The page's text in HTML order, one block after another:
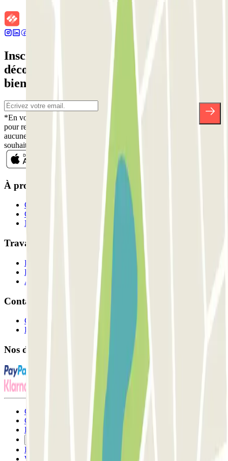
Inscrivez-vous à notre newsletter et
découvrez des réductions, des concours et
bien d'autres surprises.
*En vous inscrivant, vous acceptez notre politique de confidentialité
pour recevoir des communications commerciales de Parclick. Sans
aucune obligation, vous pouvez vous désinscrire quand vous le
souhaitez dans la même newsletter.
À propos de Parclick
Qui sommes-nous ?
Comment ça marche?
Nos parkings
Travaillons ensemble?
Professionnels
Fournisseur de parking
Affiliés
Contact
Contactez-nous
FAQ
Nos différents modes de paiement:
Conditions générales d'utilisation et contrat
Conditions d'annulation
Politique relative aux cookies
Politique de confidentialité
Whistleblowing